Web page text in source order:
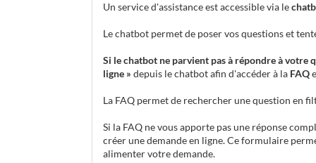
Un service d'assistance est accessible via le
Le chatbot permet de poser vos questions et
Si le chatbot ne parvient pas à répondre à votre
ligne » depuis le chatbot afin d'accéder à la FAQ
La FAQ permet de rechercher une question en
Si la FAQ ne vous apporte pas une réponse
créer une demande en ligne. Ce formulaire
alimenter votre demande.